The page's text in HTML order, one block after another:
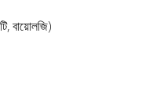
বায়োলজি)